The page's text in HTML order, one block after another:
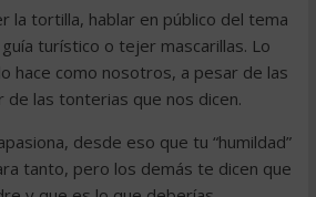
la tortilla, hablar en público del tema
turístico o tejer mascarillas. Lo
hace como nosotros, a pesar de las
de las tonterias que nos dicen.
desde eso que tu “humildad”
tanto, pero los demás te dicen que